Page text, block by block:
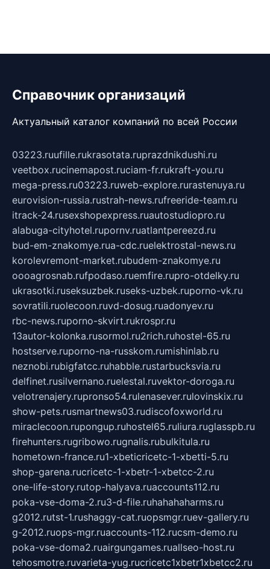
Справочник организаций
Актуальный каталог компаний по всей России
03223.ruufille.rukrasotata.ruprazdnikdushi.ru
veetbox.rucinemapost.ruciam-fr.rukraft-you.ru
mega-press.ru03223.ruweb-explore.rurastenuya.ru
eurovision-russia.rustrah-news.rufreeride-team.ru
itrack-24.rusexshopexpress.ruautostudiopro.ru
alabuga-cityhotel.rupornv.ruatlantpereezd.ru
bud-em-znakomye.rua-cdc.ruelektrostal-news.ru
korolevremont-market.rubudem-znakomye.ru
oooagrosnab.rufpodaso.ruemfire.rupro-otdelky.ru
ukrasotki.ruseksuzbek.ruseks-uzbek.ruporno-vk.ru
sovratili.ruolecoon.ruvd-dosug.ruadonyev.ru
rbc-news.ruporno-skvirt.rukrospr.ru
13autor-kolonka.rusormol.ru2rich.ruhostel-65.ru
hostserve.ruporno-na-russkom.rumishinlab.ru
neznobi.rubigfatcc.ruhabble.rustarbucksvia.ru
delfinet.rusilvernano.ruelestal.ruvektor-doroga.ru
velotrenajery.rupronso54.rulenasever.rulovinskix.ru
show-pets.rusmartnews03.rudiscofoxworld.ru
miraclecoon.rupongup.ruhostel65.ruliura.ruglasspb.ru
firehunters.rugribowo.rugnalis.rubulkitula.ru
hometown-france.ru1-xbeticricetc-1-xbetti-5.ru
shop-garena.rucricetc-1-xbetr-1-xbetcc-2.ru
one-life-story.rutop-halyava.ruaccounts112.ru
poka-vse-doma-2.ru3-d-file.ruhahahaharms.ru
g2012.rutst-1.rushaggy-cat.ruopsmgr.ruev-gallery.ru
g-2012.ruops-mgr.ruaccounts-112.rucsm-demo.ru
poka-vse-doma2.ruairgungames.ruallseo-host.ru
tehosmotre.ruvarieta-yug.rucricetc1xbetr1xbetcc2.ru